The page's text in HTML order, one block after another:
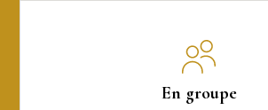
En groupe